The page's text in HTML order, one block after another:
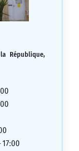
République,